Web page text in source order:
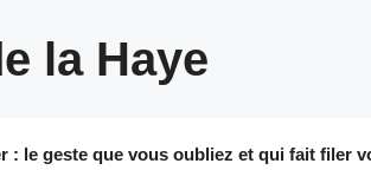
la Haye
: le geste que vous oubliez et qui fait filer